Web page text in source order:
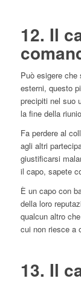
12. Il
Può esigere che
esterni, questo
precipiti nel suo
la fine della
Fa perdere al
agli altri
giustificarsi
il capo, sapete
È un capo con
della loro
qualcun altro
cui non riesce a
13. Il